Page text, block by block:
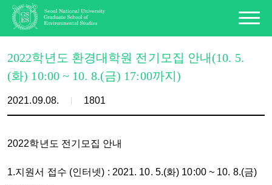
2022학년도 환경대학원 전기모집 안내(10. 5.
(화) 10:00 ~ 10. 8.(금) 17:00까지)
2021.09.08. 1801
2022학년도 전기모집 안내
1.지원서 접수 (인터넷) : 2021. 10. 5.(화) 10:00 ~ 10. 8.(금)